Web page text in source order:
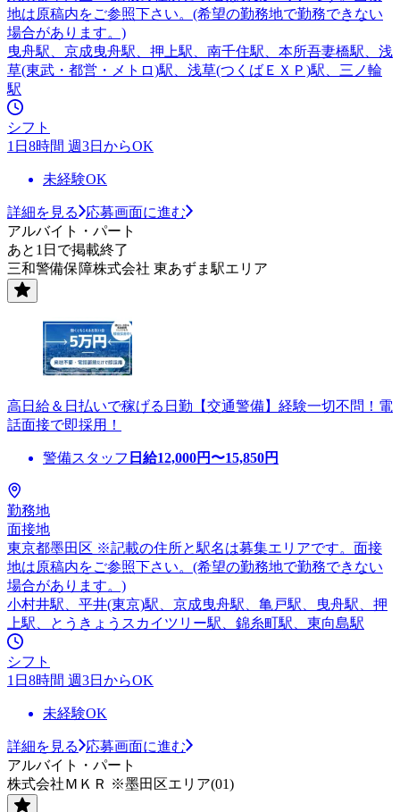
地は原稿内をご参照下さい。(希望の勤務地で勤務できない
場合があります。)
曳舟駅、京成曳舟駅、押上駅、南千住駅、本所吾妻橋駅、浅
草(東武・都営・メトロ)駅、浅草(つくばＥＸＰ)駅、三ノ輪
駅
シフト
1日8時間 週3日からOK
未経験OK
詳細を見る
応募画面に進む
アルバイト・パート
あと1日で掲載終了
三和警備保障株式会社 東あずま駅エリア
高日給＆日払いで稼げる日勤【交通警備】経験一切不問！電
話面接で即採用！
警備スタッフ 日給12,000円〜15,850円
勤務地
面接地
東京都墨田区 ※記載の住所と駅名は募集エリアです。面接
地は原稿内をご参照下さい。(希望の勤務地で勤務できない
場合があります。)
小村井駅、平井(東京)駅、京成曳舟駅、亀戸駅、曳舟駅、押
上駅、とうきょうスカイツリー駅、錦糸町駅、東向島駅
シフト
1日8時間 週3日からOK
未経験OK
詳細を見る
応募画面に進む
アルバイト・パート
株式会社ＭＫＲ ※墨田区エリア(01)